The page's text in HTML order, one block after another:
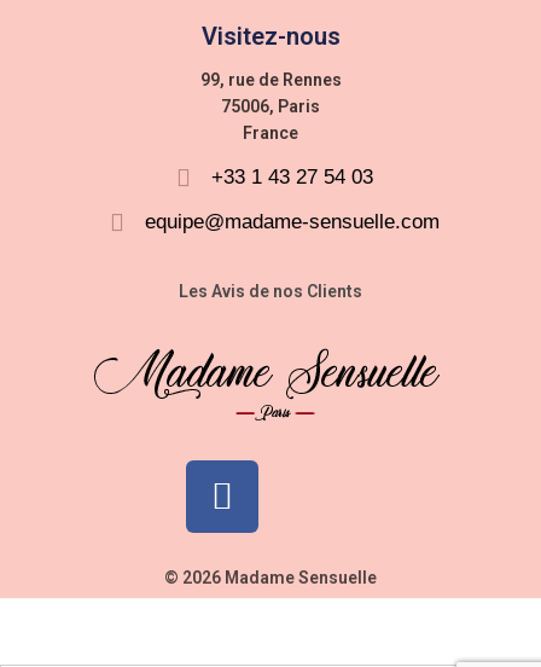
Visitez-nous
99, rue de Rennes
75006, Paris
France
+33 1 43 27 54 03
equipe@madame-sensuelle.com
Les Avis de nos Clients
© 2026 Madame Sensuelle